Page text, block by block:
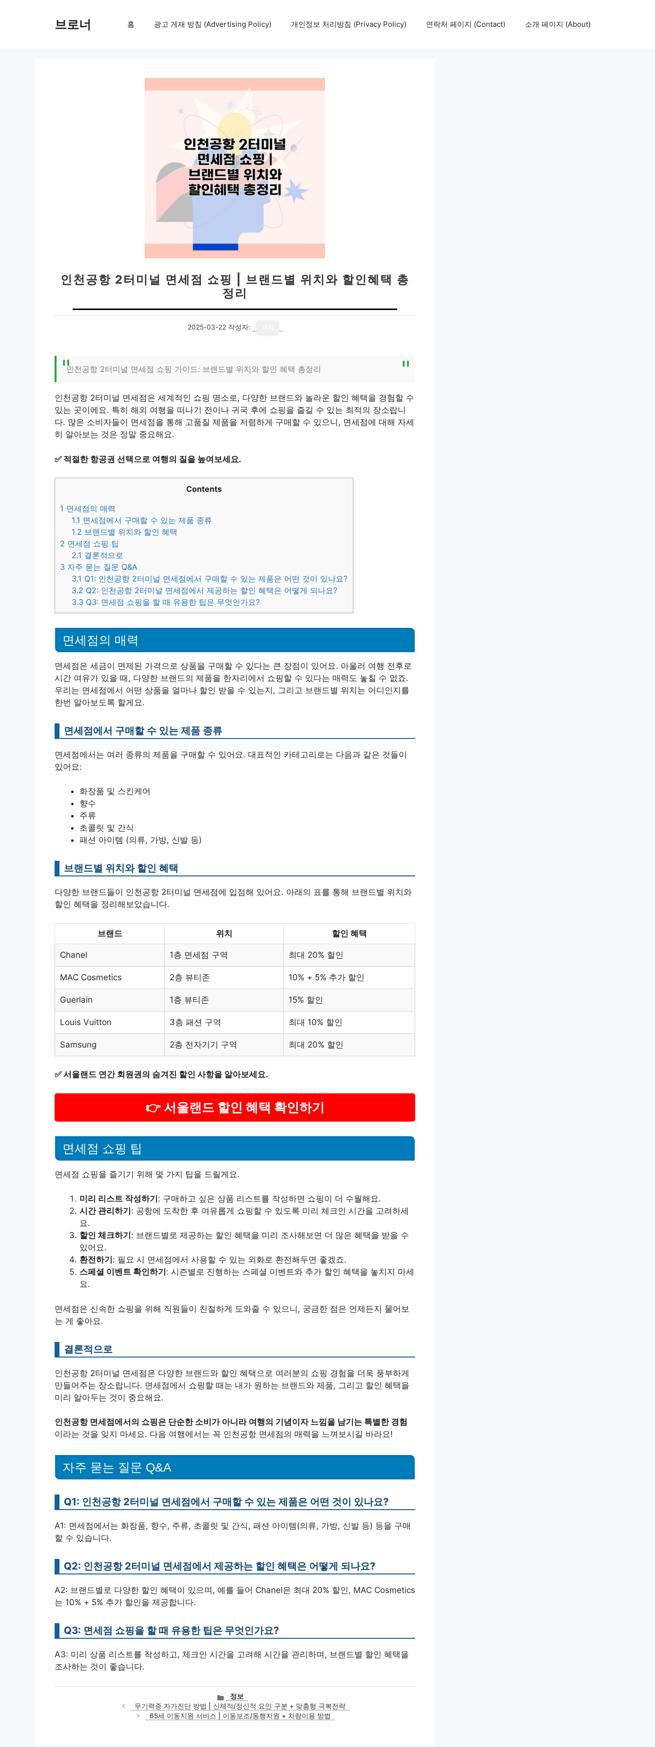
브로너 홈 광고 게재 방침 (Advertising Policy) 개인정보 처리방침 (Privacy Policy) 연락처 페이지 (Contact) 소개 페이지 (About)
인천공항 2터미널 면세점 쇼핑 | 브랜드별 위치와 할인혜택 총
정리
2025-03-22 작성자:
인천공항 2터미널 면세점 쇼핑 가이드: 브랜드별 위치와 할인 혜택 총정리
인천공항 2터미널 면세점은 세계적인 쇼핑 명소로, 다양한 브랜드와 놀라운 할인 혜택을 경험할 수
있는 곳이에요. 특히 해외 여행을 떠나기 전이나 귀국 후에 쇼핑을 즐길 수 있는 최적의 장소랍니
다. 많은 소비자들이 면세점을 통해 고품질 제품을 저렴하게 구매할 수 있으니, 면세점에 대해 자세
히 알아보는 것은 정말 중요해요.
✅ 적절한 항공권 선택으로 여행의 질을 높여보세요.
Contents
1 면세점의 매력
1.1 면세점에서 구매할 수 있는 제품 종류
1.2 브랜드별 위치와 할인 혜택
2 면세점 쇼핑 팁
2.1 결론적으로
3 자주 묻는 질문 Q&A
3.1 Q1: 인천공항 2터미널 면세점에서 구매할 수 있는 제품은 어떤 것이 있나요?
3.2 Q2: 인천공항 2터미널 면세점에서 제공하는 할인 혜택은 어떻게 되나요?
3.3 Q3: 면세점 쇼핑을 할 때 유용한 팁은 무엇인가요?
면세점의 매력
면세점은 세금이 면제된 가격으로 상품을 구매할 수 있다는 큰 장점이 있어요. 아울러 여행 전후로
시간 여유가 있을 때, 다양한 브랜드의 제품을 한자리에서 쇼핑할 수 있다는 매력도 놓칠 수 없죠.
우리는 면세점에서 어떤 상품을 얼마나 할인 받을 수 있는지, 그리고 브랜드별 위치는 어디인지를
한번 알아보도록 할게요.
면세점에서 구매할 수 있는 제품 종류
면세점에서는 여러 종류의 제품을 구매할 수 있어요. 대표적인 카테고리로는 다음과 같은 것들이
있어요:
화장품 및 스킨케어
향수
주류
초콜릿 및 간식
패션 아이템 (의류, 가방, 신발 등)
브랜드별 위치와 할인 혜택
다양한 브랜드들이 인천공항 2터미널 면세점에 입점해 있어요. 아래의 표를 통해 브랜드별 위치와
할인 혜택을 정리해보았습니다.
브랜드 위치 할인 혜택
Chanel 1층 면세점 구역 최대 20% 할인
MAC Cosmetics 2층 뷰티존 10% + 5% 추가 할인
Guerlain 1층 뷰티존 15% 할인
Louis Vuitton 3층 패션 구역 최대 10% 할인
Samsung 2층 전자기기 구역 최대 20% 할인
✅서울랜드 연간 회원권의 숨겨진 할인 사항을 알아보세요.
👉 서울랜드 할인 혜택 확인하기
면세점 쇼핑 팁
면세점 쇼핑을 즐기기 위해 몇 가지 팁을 드릴게요.
미리 리스트 작성하기 : 구매하고 싶은 상품 리스트를 작성하면 쇼핑이 더 수월해요.
시간 관리하기 : 공항에 도착한 후 여유롭게 쇼핑할 수 있도록 미리 체크인 시간을 고려하세
요.
할인 체크하기 : 브랜드별로 제공하는 할인 혜택을 미리 조사해보면 더 많은 혜택을 받을 수
있어요.
환전하기 : 필요 시 면세점에서 사용할 수 있는 외화로 환전해두면 좋겠죠.
스페셜 이벤트 확인하기 : 시즌별로 진행하는 스페셜 이벤트와 추가 할인 혜택을 놓치지 마세
요.
면세점은 신속한 쇼핑을 위해 직원들이 친절하게 도와줄 수 있으니, 궁금한 점은 언제든지 물어보
는 게 좋아요.
결론적으로
인천공항 2터미널 면세점은 다양한 브랜드와 할인 혜택으로 여러분의 쇼핑 경험을 더욱 풍부하게
만들어주는 장소랍니다. 면세점에서 쇼핑할 때는 내가 원하는 브랜드와 제품, 그리고 할인 혜택을
미리 알아두는 것이 중요해요.
인천공항 면세점에서의 쇼핑은 단순한 소비가 아니라 여행의 기념이자 느낌을 남기는 특별한 경험
이라는 것을 잊지 마세요. 다음 여행에서는 꼭 인천공항 면세점의 매력을 느껴보시길 바라요!
자주 묻는 질문 Q&A
Q1: 인천공항 2터미널 면세점에서 구매할 수 있는 제품은 어떤 것이 있나요?
A1: 면세점에서는 화장품, 향수, 주류, 초콜릿 및 간식, 패션 아이템(의류, 가방, 신발 등) 등을 구매
할 수 있습니다.
Q2: 인천공항 2터미널 면세점에서 제공하는 할인 혜택은 어떻게 되나요?
A2: 브랜드별로 다양한 할인 혜택이 있으며, 예를 들어 Chanel은 최대 20% 할인, MAC Cosmetics
는 10% + 5% 추가 할인을 제공합니다.
Q3: 면세점 쇼핑을 할 때 유용한 팁은 무엇인가요?
A3: 미리 상품 리스트를 작성하고, 체크인 시간을 고려해 시간을 관리하며, 브랜드별 할인 혜택을
조사하는 것이 좋습니다.
카
테
고
정보
무기력증 자가진단 방법 | 신체적/정신적 요인 구분 + 맞춤형 극복전략
65세 이동지원 서비스 | 이동보조/동행지원 + 차량이용 방법